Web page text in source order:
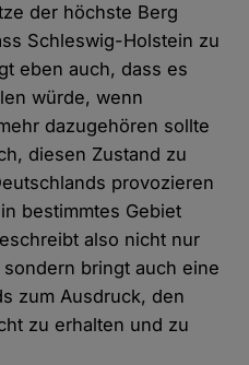
der höchste Berg
Schleswig-Holstein zu
eben auch, dass es
würde, wenn
dazugehören sollte
diesen Zustand zu
provozieren
bestimmtes Gebiet
also nicht nur
bringt auch eine
zum Ausdruck, den
zu erhalten und zu